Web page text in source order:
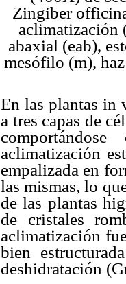
Zingiber
aclimatización
abaxial (eab),
mesófilo (m),
En las plantas in
a tres capas de
aclimatización
empalizada en
las mismas, lo
de las plantas
de cristales
aclimatización
bien
deshidratación